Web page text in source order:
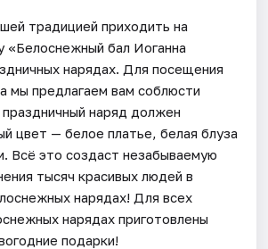
традицией приходить на
«Белоснежный бал Иоганна
нарядах. Для посещения
мы предлагаем вам соблюсти
наряд должен
цвет — белое платье, белая блуза
Всё это создаст незабываемую
тысяч красивых людей в
нарядах! Для всех
нарядах приготовлены
подарки!